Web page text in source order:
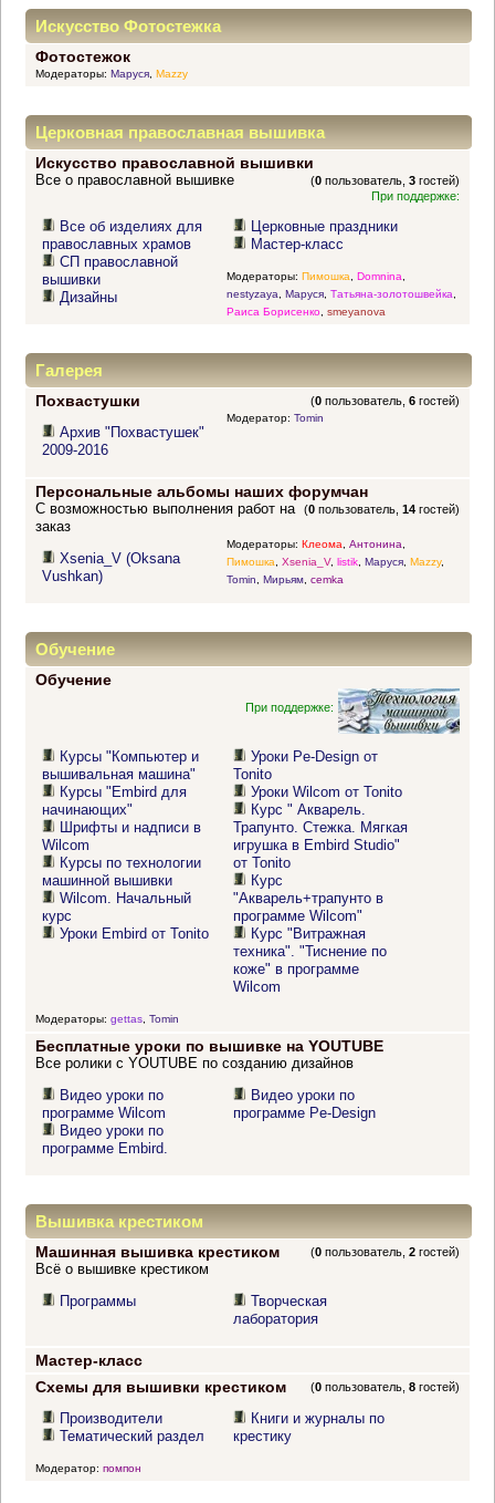
Искусство Фотостежка
Фотостежок
Модераторы: Маруся, Mazzy
Церковная православная вышивка
Искусство православной вышивки
(0 пользователь,3 гостей)
Все о православной вышивке
При поддержке:
Все об изделиях для
православных храмов
СП православной
вышивки
Дизайны
Церковные праздники
Мастер-класс
Модераторы: Пимошка Domnina
nestyzaya
Маруся, Татьяна-золотошвейка
Раиса Борисенко, smeyanova
Галерея
Похвастушки (0 пользователь,6 гостей)
Архив "Похвастушек"
2009-2016
Модератор: Tomin
Персональные альбомы наших форумчан
(0 пользователь,14 гостей)
С возможностью выполнения работ на
заказ
Xsenia_V (Oksana
Vushkan)
Модераторы: Клеома, Антонина,
Пимошка, Xsenia_V, listik, Маруся, Mazzy,
Tomin, Мирьям, cemka
Обучение
Обучение
При поддержке:
Курсы "Компьютер и
вышивальная машина"
Курсы "Embird для
начинающих"
Шрифты и надписи в
Wilcom
Курсы по технологии
машинной вышивки
Wilcom. Начальный
курс
Уроки Embird от Tonito
Уроки Pe-Design от
Tonito
Уроки Wilcom от Tonito
Курс " Акварель.
Трапунто. Стежка. Мягкая
игрушка в Embird Studio"
от Tonito
Курс
"Акварель+трапунто в
программе Wilcom"
Курс "Витражная
техника". "Тиснение по
коже" в программе
Wilcom
Модераторы: gettas, Tomin
Бесплатные уроки по вышивке на YOUTUBE
Все ролики с YOUTUBE по созданию дизайнов
Видео уроки по
программе Wilcom
Видео уроки по
программе Embird.
Видео уроки по
программе Pe-Design
Вышивка крестиком
Машинная вышивка крестиком (0 пользователь,2 гостей)
Всё о вышивке крестиком
Программы
Творческая
лаборатория
Мастер-класс
Схемы для вышивки крестиком
(0 пользователь,8 гостей)
Производители
Тематический раздел
Книги и журналы по
крестику
Модератор: помпон